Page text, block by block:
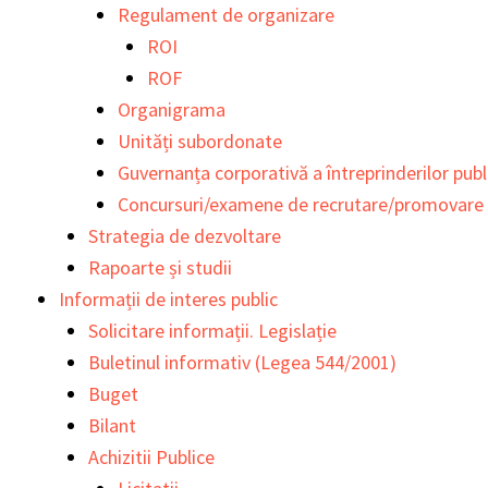
Regulament de organizare
ROI
ROF
Organigrama
Unități subordonate
Guvernanța corporativă a întreprinderilor
Concursuri/examene de recrutare/promovare
Strategia de dezvoltare
Rapoarte și studii
Informații de interes public
Solicitare informații. Legislație
Buletinul informativ (Legea 544/2001)
Buget
Bilant
Achizitii Publice